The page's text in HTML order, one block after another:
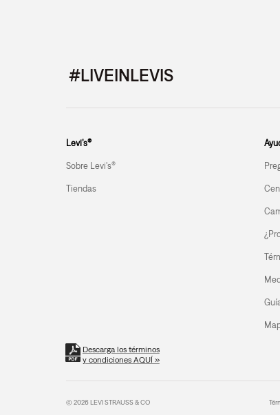
#LIVEINLEVIS
Levi’s®
Sobre Levi's®
Tiendas
Descarga los términos
y condiciones AQUÍ »
© 2026 LEVI STRAUSS & CO